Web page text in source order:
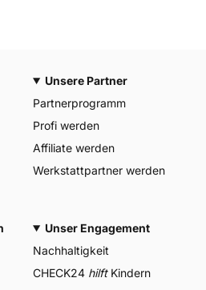
Unsere Partner
Partnerprogramm
Profi werden
Affiliate werden
Werkstattpartner werden
Unser Engagement
Nachhaltigkeit
CHECK24 hilftKindern